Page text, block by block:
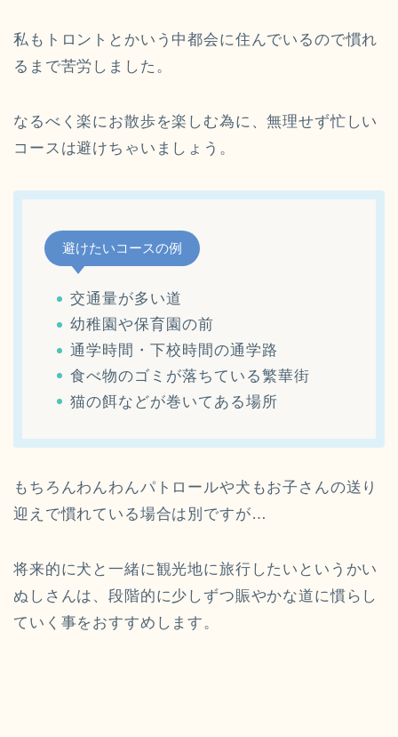
私もトロントとかいう中都会に住んでいるので慣れ
るまで苦労しました。
なるべく楽にお散歩を楽しむ為に、無理せず忙しい
コースは避けちゃいましょう。
避けたいコースの例
交通量が多い道
幼稚園や保育園の前
通学時間・下校時間の通学路
食べ物のゴミが落ちている繁華街
猫の餌などが巻いてある場所
もちろんわんわんパトロールや犬もお子さんの送り
迎えで慣れている場合は別ですが…
将来的に犬と一緒に観光地に旅行したいというかい
ぬしさんは、段階的に少しずつ賑やかな道に慣らし
ていく事をおすすめします。